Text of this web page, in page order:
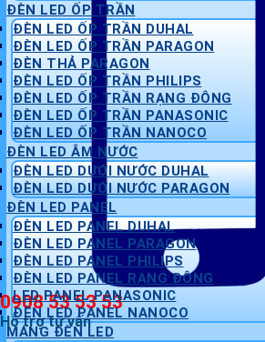
0908 53 53 53
Hỗ trợ tư vấn
ĐÈN LED ỐP TRẦN
ĐÈN LED ỐP TRẦN DUHAL
ĐÈN LED ỐP TRẦN PARAGON
ĐÈN THẢ PARAGON
ĐÈN LED ỐP TRẦN PHILIPS
ĐÈN LED ỐP TRẦN RẠNG ĐÔNG
ĐÈN LED ỐP TRẦN PANASONIC
ĐÈN LED ỐP TRẦN NANOCO
ĐÈN LED ÂM NƯỚC
ĐÈN LED DƯỚI NƯỚC DUHAL
ĐÈN LED DƯỚI NƯỚC PARAGON
ĐÈN LED PANEL
ĐÈN LED PANEL DUHAL
ĐÈN LED PANEL PARAGON
ĐÈN LED PANEL PHILIPS
ĐÈN LED PANEL RẠNG ĐÔNG
LED PANEL PANASONIC
ĐÈN LED PANEL NANOCO
MÁNG ĐÈN LED